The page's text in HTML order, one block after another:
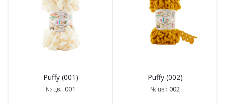
Puffy (001)
№ цв.: 001
Puffy (002)
№ цв.: 002